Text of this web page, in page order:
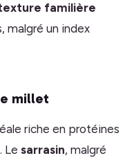
familière
malgré un index
millet
riche en protéines
Le sarrasin, malgré